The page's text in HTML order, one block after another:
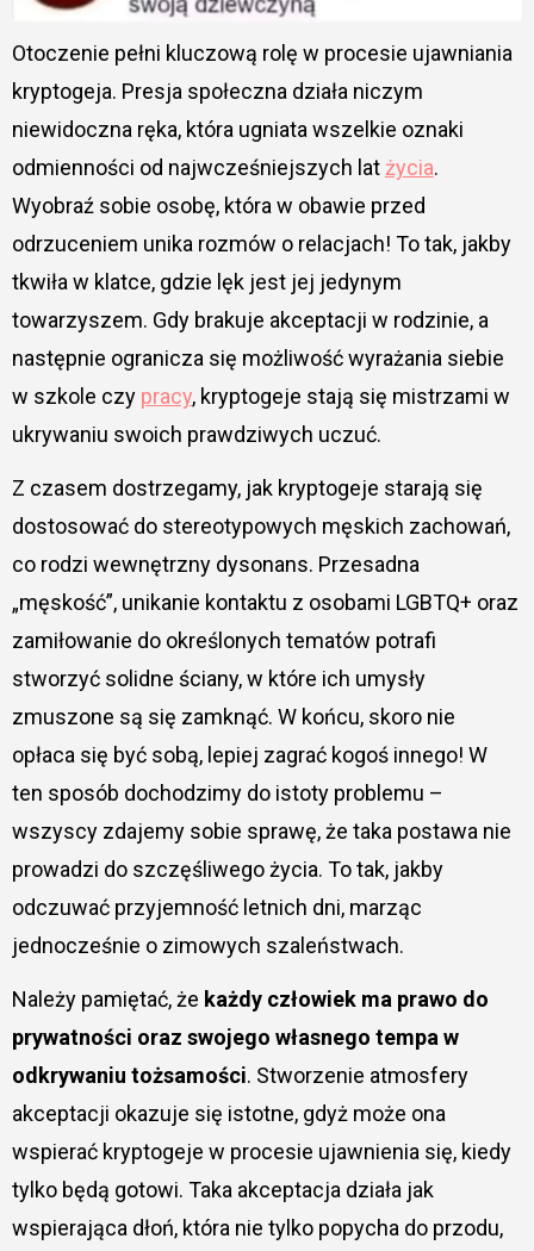
Otoczenie pełni kluczową rolę w procesie ujawniania
kryptogeja. Presja społeczna działa niczym
niewidoczna ręka, która ugniata wszelkie oznaki
odmienności od najwcześniejszych lat życia.
Wyobraź sobie osobę, która w obawie przed
odrzuceniem unika rozmów o relacjach! To tak, jakby
tkwiła w klatce, gdzie lęk jest jej jedynym
towarzyszem. Gdy brakuje akceptacji w rodzinie, a
następnie ogranicza się możliwość wyrażania siebie
w szkole czy pracy, kryptogeje stają się mistrzami w
ukrywaniu swoich prawdziwych uczuć.
Z czasem dostrzegamy, jak kryptogeje starają się
dostosować do stereotypowych męskich zachowań,
co rodzi wewnętrzny dysonans. Przesadna
„męskość”, unikanie kontaktu z osobami LGBTQ+ oraz
zamiłowanie do określonych tematów potrafi
stworzyć solidne ściany, w które ich umysły
zmuszone są się zamknąć. W końcu, skoro nie
opłaca się być sobą, lepiej zagrać kogoś innego! W
ten sposób dochodzimy do istoty problemu –
wszyscy zdajemy sobie sprawę, że taka postawa nie
prowadzi do szczęśliwego życia. To tak, jakby
odczuwać przyjemność letnich dni, marząc
jednocześnie o zimowych szaleństwach.
Należy pamiętać, że każdy człowiek ma prawo do
prywatności oraz swojego własnego tempa w
odkrywaniu tożsamości. Stworzenie atmosfery
akceptacji okazuje się istotne, gdyż może ona
wspierać kryptogeje w procesie ujawnienia się, kiedy
tylko będą gotowi. Taka akceptacja działa jak
wspierająca dłoń, która nie tylko popycha do przodu,